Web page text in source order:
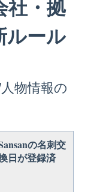
社・拠
ルール
物情報の
の名刺交
日が登録済